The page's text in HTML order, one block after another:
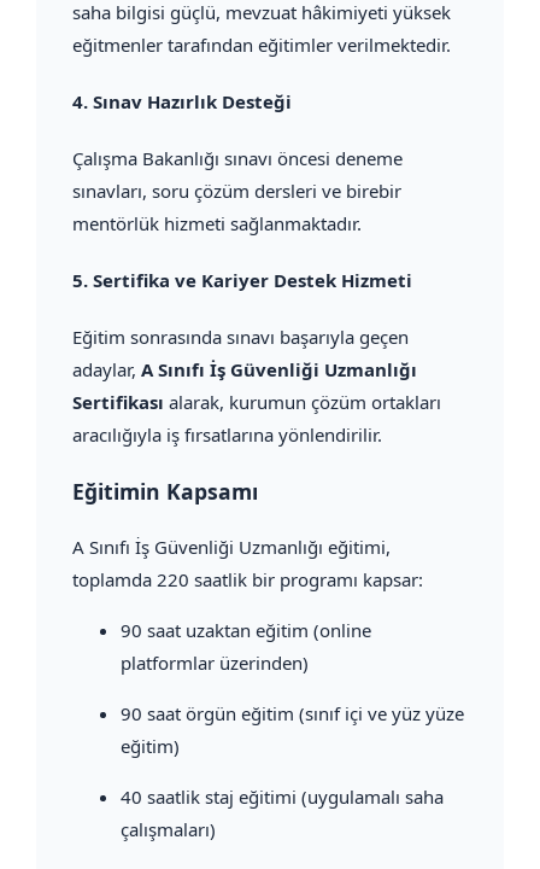
saha bilgisi güçlü, mevzuat hâkimiyeti yüksek
eğitmenler tarafından eğitimler verilmektedir.
4. Sınav Hazırlık Desteği
Çalışma Bakanlığı sınavı öncesi deneme
sınavları, soru çözüm dersleri ve birebir
mentörlük hizmeti sağlanmaktadır.
5. Sertifika ve Kariyer Destek Hizmeti
Eğitim sonrasında sınavı başarıyla geçen
adaylar, A Sınıfı İş Güvenliği Uzmanlığı
Sertifikası alarak, kurumun çözüm ortakları
aracılığıyla iş fırsatlarına yönlendirilir.
Eğitimin Kapsamı
A Sınıfı İş Güvenliği Uzmanlığı eğitimi,
toplamda 220 saatlik bir programı kapsar:
90 saat uzaktan eğitim (online
platformlar üzerinden)
90 saat örgün eğitim (sınıf içi ve yüz yüze
eğitim)
40 saatlik staj eğitimi (uygulamalı saha
çalışmaları)